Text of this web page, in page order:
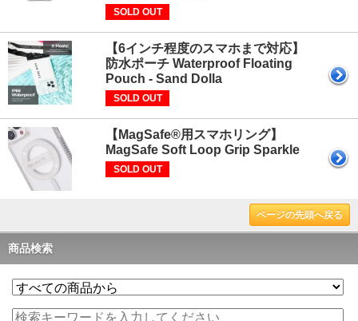
SOLD OUT
【6インチ程度のスマホまで対応】
防水ポーチ Waterproof Floating
Pouch - Sand Dolla
SOLD OUT
【MagSafe®用スマホリング】
MagSafe Soft Loop Grip Sparkle
SOLD OUT
ページの先頭へ戻る
商品検索